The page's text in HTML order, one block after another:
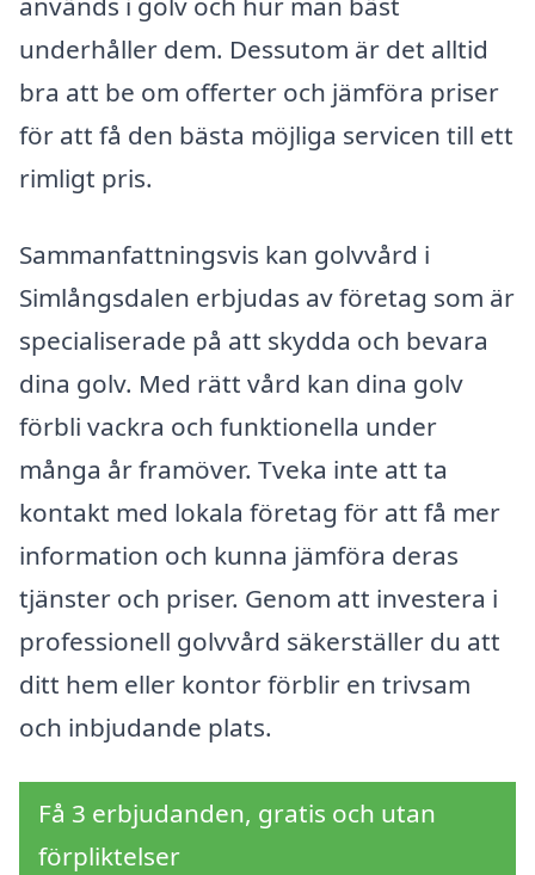
underhåller dem. Dessutom är det alltid
bra att be om offerter och jämföra priser
för att få den bästa möjliga servicen till ett
rimligt pris.
Sammanfattningsvis kan golvvård i
Simlångsdalen erbjudas av företag som är
specialiserade på att skydda och bevara
dina golv. Med rätt vård kan dina golv
förbli vackra och funktionella under
många år framöver. Tveka inte att ta
kontakt med lokala företag för att få mer
information och kunna jämföra deras
tjänster och priser. Genom att investera i
professionell golvvård säkerställer du att
ditt hem eller kontor förblir en trivsam
och inbjudande plats.
Få 3 erbjudanden, gratis och utan
förpliktelser